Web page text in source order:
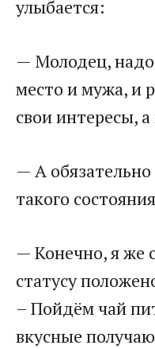
улыбается:
— Молодец, надо
место и мужа, и
свои интересы,
— А
такого
— Конечно, я же
статусу
– Пойдём чай
вкусные